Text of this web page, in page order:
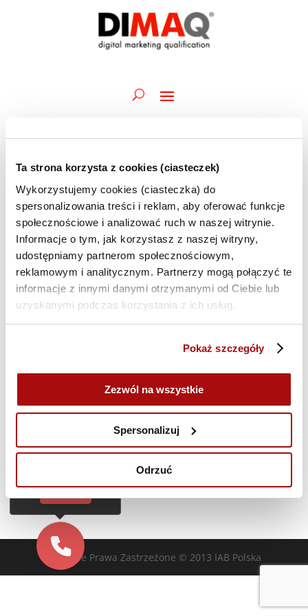
Ta strona korzysta z cookies (ciasteczek)
Wykorzystujemy cookies (ciasteczka) do
spersonalizowania treści i reklam, aby oferować funkcje
społecznościowe i analizować ruch w naszej witrynie.
Informacje o tym, jak korzystasz z naszej witryny,
udostępniamy partnerom społecznościowym,
reklamowym i analitycznym. Partnerzy mogą połączyć te
informacje z innymi danymi otrzymanymi od Ciebie lub
uzyskanymi podczas korzystania z ich usług.
Pokaż szczegóły
Zezwól na wszystkie
Spersonalizuj
Odrzuć
Wydarzenia
for
12
czerwca
2026
po
i
12.06.2026
Wybierz
datę.
Trwające
Akademia DIMAQ Professional | A.Maciorowski
| 01-03 i 08-12.06 | szkolenie ONLINE
1 czerwca @ 09:45-12 czerwca @ 12:30
Poprzedni dzień Następny dzień
Zasubskrybuj kalendarz
Wszelkie Prawa Zastrzeżone © 2013 IAB Polska
Cześć!
do Ciebie za darmo
TAK